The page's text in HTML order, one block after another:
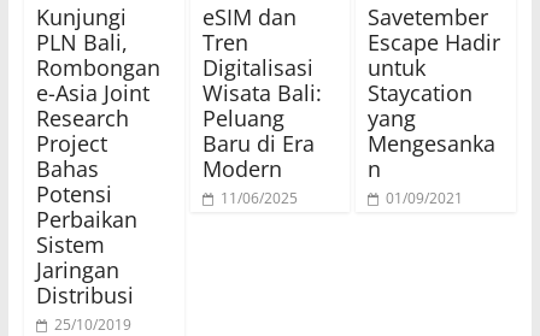
Kunjungi
PLN Bali,
Rombongan
e-Asia Joint
Research
Project
Bahas
Potensi
Perbaikan
Sistem
Jaringan
Distribusi
25/10/2019
eSIM dan
Tren
Digitalisasi
Wisata Bali:
Peluang
Baru di Era
Modern
11/06/2025
Savetember
Escape Hadir
untuk
Staycation
yang
Mengesanka
n
01/09/2021